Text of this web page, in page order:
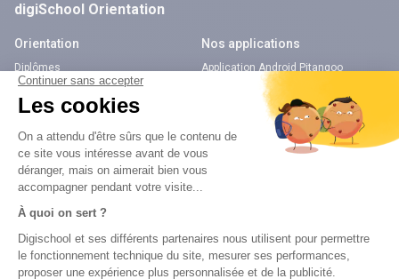
digiSchool Orientation
Orientation
Diplômes
Métiers
Écoles
Nos applications
Application Android Pitangoo
Application iOS Pitangoo
Notre chaîne Youtube
Chaîne Youtube Orientation
digiSchool Code